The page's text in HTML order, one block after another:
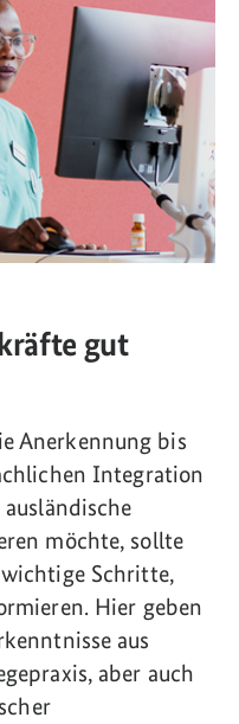
gut
Anerkennung bis
Integration
möchte, sollte
Schritte,
Hier geben
aus
aber auch